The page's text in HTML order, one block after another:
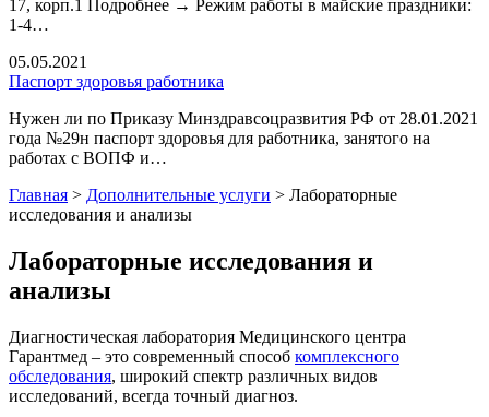
17, корп.1 Подробнее → Режим работы в майские праздники:
1-4…
05.05.2021
Паспорт здоровья работника
Нужен ли по Приказу Минздравсоцразвития РФ от 28.01.2021
года №29н паспорт здоровья для работника, занятого на
работах с ВОПФ и…
Главная > Дополнительные услуги > Лабораторные
исследования и анализы
Лабораторные исследования и
анализы
Диагностическая лаборатория Медицинского центра
Гарантмед – это современный способ комплексного
обследования, широкий спектр различных видов
исследований, всегда точный диагноз.